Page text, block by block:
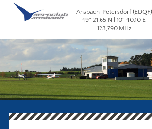
Ansbach-Petersdorf (EDQF)
49° 21,65 N | 10° 40,10 E
123,790 MHz
Veranstaltungen
Galerien